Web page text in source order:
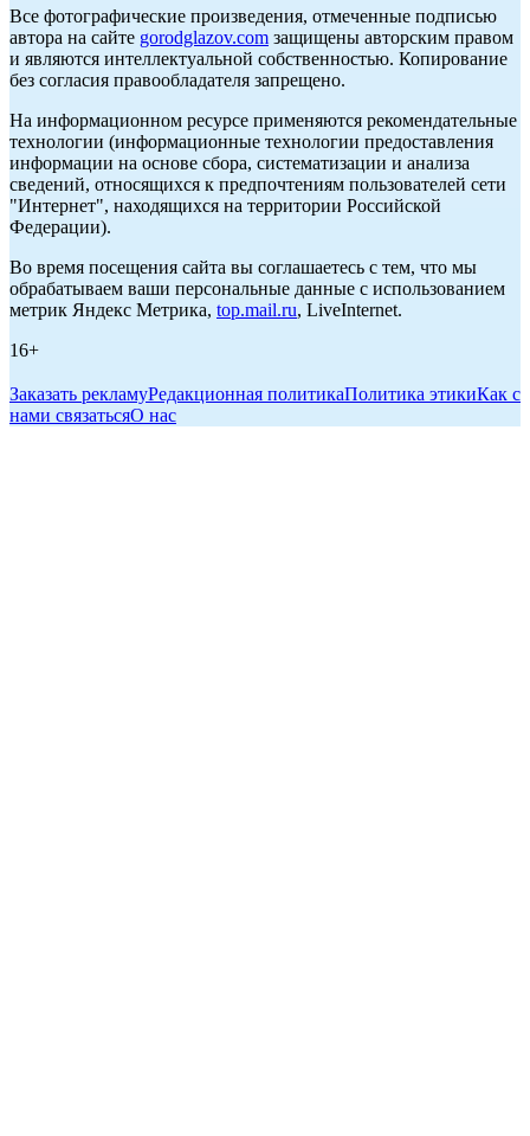
Все фотографические произведения, отмеченные подписью
автора на сайте gorodglazov.com защищены авторским правом
и являются интеллектуальной собственностью. Копирование
без согласия правообладателя запрещено.
На информационном ресурсе применяются рекомендательные
технологии (информационные технологии предоставления
информации на основе сбора, систематизации и анализа
сведений, относящихся к предпочтениям пользователей сети
"Интернет", находящихся на территории Российской
Федерации).
Во время посещения сайта вы соглашаетесь с тем, что мы
обрабатываем ваши персональные данные с использованием
метрик Яндекс Метрика, top.mail.ru, LiveInternet.
16+
Заказать рекламуРедакционная политикаПолитика этикиКак с
нами связатьсяО нас